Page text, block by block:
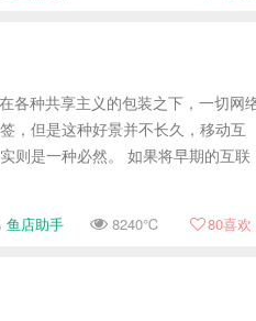
各种共享主义的包装之下，一切网
，但是这种好景并不长久，移动互
则是一种必然。 如果将早期的互联
鱼店助手 8240℃ 80喜欢